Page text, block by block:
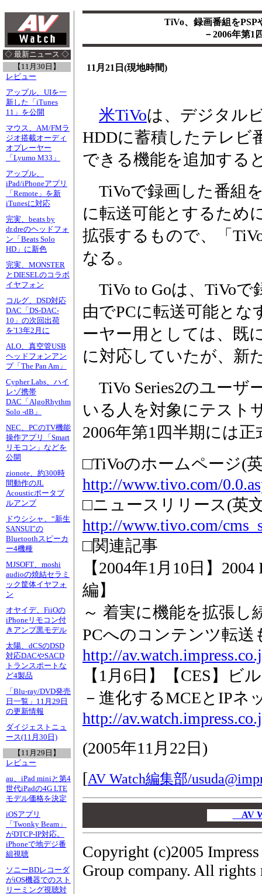
◇ 最新ニュース ◇
【11月30日】
レビュー
アップル、UIを一
新した「iTunes
11」を公開
マウス、AM/FMラ
ジオ搭載オーディ
オプレーヤー
「Lyumo M33」
アップル、
iPad/iPhoneアプリ
「Remote」を新
iTunesに対応
完実、beats by
dr.dreのヘッドフォ
ン「Beats Solo
HD」に新色
完実、MONSTER
とDIESELのコラボ
イヤフォン
コルグ、DSD対応
DAC「DS-DAC-
10」の次回出荷
を'13年2月に
ALO、真空管USB
ヘッドフォンアン
プ「The Pan Am」
Cypher Labs、ハイ
レゾ携帯
DAC「AlgoRhythm
Solo -dB」
NEC、PCのTV機能
操作アプリ「Smart
リモコン」などを
公開
zionote、約300時
間動作のJL
Acousticポータブ
ルアンプ
ドウシシャ、“新生
SANSUI”の
Bluetoothスピーカ
ー4機種
MJSOFT、moshi
audioの焼結セラミ
ック筐体イヤフォ
ン
オヤイデ、FiiOの
iPhoneリモコン付
きアンプ黒モデル
太陽、dCSのDSD
対応DACやSACD
トランスポートな
ど4製品
「Blu-ray/DVD発売
日一覧」11月29日
の更新情報
ダイジェストニュ
ース(11月30日)
【11月29日】
レビュー
au、iPad miniと第4
世代iPadの4G LTE
モデル価格を決定
iOSアプリ
「Twonky Beam」
がDTCP-IP対応。
iPhoneで地デジ番
組視聴
ソニーBDレコーダ
がiOS機器でのスト
リーミング視聴対
TiVo、録画番組をPSP
－2006年第1
11月21日(現地時間)
米TiVoは、デジタル
HDDに蓄積したテレビ
できる機能を追加する
TiVoで録画した番組
に転送可能とするため
拡張するもので、「
なる。
TiVo to Goは、TiVoで
由でPCに転送可能と
ーヤー用としては、既
に対応していたが、新
TiVo Series2のユーザ
いる人を対象にテスト
2006年第1四半期には
□TiVoのホームページ(
http://www.tivo.com/
□ニュースリリース(英
http://www.tivo.com/
□関連記事
【2004年1月10日】
編】
～ 着実に機能を拡張し
PCへのコンテンツ転送
http://
【1月6日】【CES】ビ
－進化するMCEとIPネ
http://
(2005年11月22日 )
[AV Watch編集部/
AV
Copyright (c)2005
Group company. All rights